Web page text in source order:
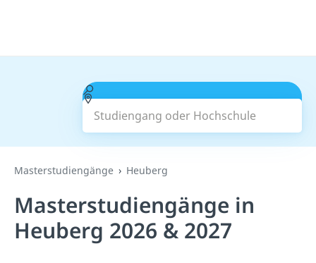
Studiengang oder Hochschule
Suchen
Masterstudiengänge Heuberg
Masterstudiengänge in
Heuberg 2026 & 2027